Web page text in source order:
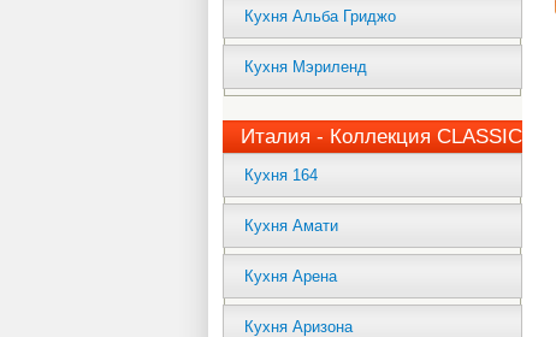
Кухня Альба Гриджо
Кухня Мэриленд
Италия - Коллекция CLASSIC
Кухня 164
Кухня Амати
Кухня Арена
Кухня Аризона